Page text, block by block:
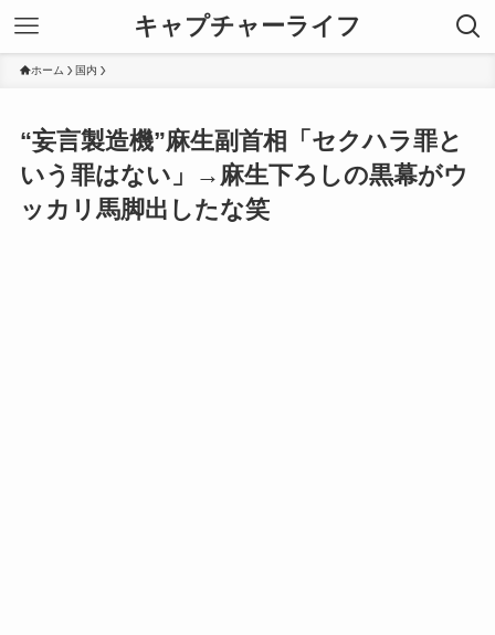
キャプチャーライフ
ホーム 国内
“妄言製造機”麻生副首相「セクハラ罪と
いう罪はない」→麻生下ろしの黒幕がウ
ッカリ馬脚出したな笑